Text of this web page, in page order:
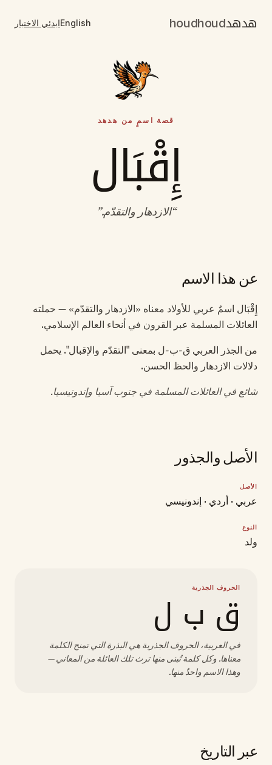
هدهدhoudhoud
Englishابدئي الاختبار
قصة اسمٍ من هدهد
إِقْبَال
“الازدهار والتقدّم.”
عن هذا الاسم
إِقْبَال اسمٌ عربي للأولاد معناه «الازدهار والتقدّم» — حملته
العائلات المسلمة عبر القرون في أنحاء العالم الإسلامي.
من الجذر العربي ق-ب-ل بمعنى "التقدّم والإقبال". يحمل
دلالات الازدهار والحظ الحسن.
شائع في العائلات المسلمة في جنوب آسيا وإندونيسيا.
الأصل والجذور
الأصل
عربي · أردي · إندونيسي
النوع
ولد
الحروف الجذرية
ق ب ل
في العربية، الحروف الجذرية هي البذرة التي تمنح الكلمة
معناها. وكل كلمة تُبنى منها ترث تلك العائلة من المعاني —
وهذا الاسم واحدٌ منها.
عبر التاريخ